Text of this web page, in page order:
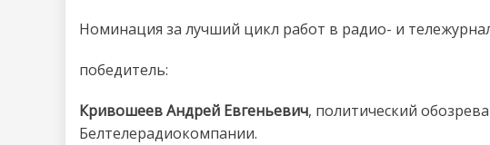
Номинация за лучший цикл работ в радио- и
победитель:
Кривошеев Андрей Евгеньевич, политический
Белтелерадиокомпании.